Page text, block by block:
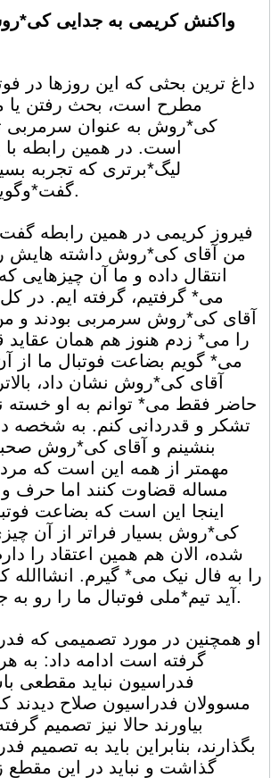
واکنش کریمی به جدایی
داغ ترین بحثی که این روزها در
مطرح است، بحث رفتن یا
کی*روش به عنوان سرمربی
است. در همین رابطه با
لیگ*برتری که تجربه
گفت*وگویی انجام دادیم.
فیروز کریمی در همین رابطه گفت:
من آقای کی*روش داشته هایش را
انتقال داده و ما آن چیزهایی
می* گرفتیم، گرفته ایم. در
آقای کی*روش سرمربی بودند و
را می* زدم هنوز هم همان عقاید
می* گویم بضاعت فوتبال ما از
آقای کی*روش نشان داد،
حاضر فقط می* توانم به او خسته
تشکر و قدردانی کنم. به شخصه
بنشینم و آقای کی*روش
مهمتر از همه این است که
مساله قضاوت کنند اما حرف و
اینجا این است که بضاعت
کی*روش بسیار فراتر از آن
شده، الان هم همین اعتقاد را
را به فال نیک می* گیرم.
آید تیم*ملی فوتبال ما را رو به جلو حرکت دهد.
او همچنین در مورد تصمیمی که
گرفته است ادامه داد: به
فدراسیون نباید مقطعی
مسوولان فدراسیون صلاح دیدند
بیاورند حالا نیز تصمیم
بگذارند، بنابراین باید به تصمیم
گذاشت و نباید در این مقطع